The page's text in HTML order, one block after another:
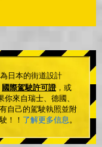
日本的街道設計
國際駕駛許可證，或
來自瑞士、德國、
自己的駕駛執照並附
！！ 了解更多信息。